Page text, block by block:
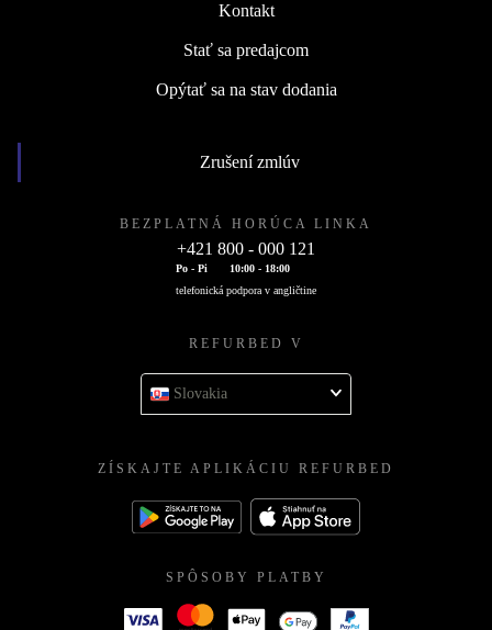
Kontakt
Stať sa predajcom
Opýtať sa na stav dodania
Zrušení zmlúv
BEZPLATNÁ HORÚCA LINKA
+421 800 - 000 121
Po - Pi
10:00 - 18:00
telefonická podpora v angličtine
REFURBED V
Slovakia
ZÍSKAJTE APLIKÁCIU REFURBED
SPÔSOBY PLATBY